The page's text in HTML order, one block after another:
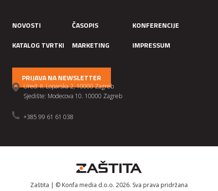
NOVOSTI ČASOPIS
KONFERENCIJE
KATALOG TVRTKI
MARKETING IMPRESSUM
PRIJAVA NA NEWSLETTER
Ured: II. Loparska 2, 10000 Zagreb
Sjedište: Modecova 10. 10000 Zagreb
+385 99 61 61 038
Zaštita | © Konfa media d.o.o. 2026. Sva prava pridržana